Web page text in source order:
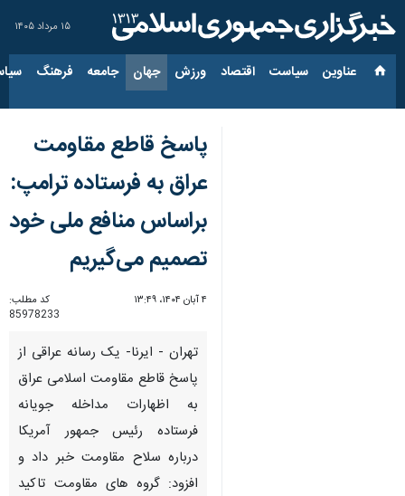
۱۵ مرداد ۱۴۰۵
عناوین‌ سیاست اقتصاد ورزش جهان جامعه فرهنگ
پاسخ قاطع مقاومت
عراق به فرستاده ترامپ:
براساس منافع ملی خود
تصمیم می‌گیریم
۴ آبان ۱۴۰۴، ۱۳:۴۹
کد مطلب:
85978233
تهران - ایرنا- یک رسانه عراقی از
پاسخ قاطع مقاومت اسلامی عراق
به اظهارات مداخله جویانه
فرستاده رئیس جمهور آمریکا
درباره سلاح مقاومت خبر داد و
افزود: گروه های مقاومت تاکید